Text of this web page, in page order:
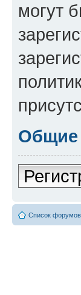
могут
Общие
Список форумов